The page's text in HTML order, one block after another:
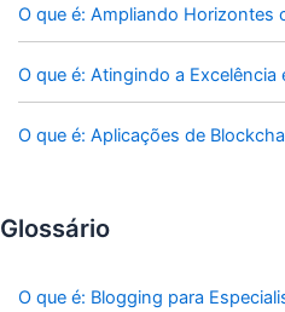
O que é: Ampliando Horizontes
O que é: Atingindo a
O que é: Aplicações de
Glossário
O que é: Blogging para